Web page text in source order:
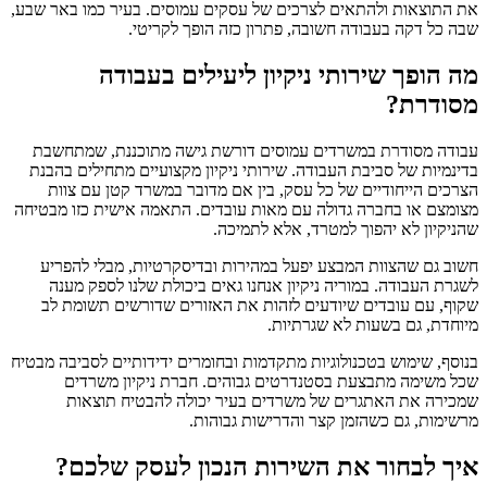
את התוצאות ולהתאים לצרכים של עסקים עמוסים. בעיר כמו באר שבע,
שבה כל דקה בעבודה חשובה, פתרון כזה הופך לקריטי.
מה הופך שירותי ניקיון ליעילים בעבודה
מסודרת?
עבודה מסודרת במשרדים עמוסים דורשת גישה מתוכננת, שמתחשבת
בדינמיות של סביבת העבודה. שירותי ניקיון מקצועיים מתחילים בהבנת
הצרכים הייחודיים של כל עסק, בין אם מדובר במשרד קטן עם צוות
מצומצם או בחברה גדולה עם מאות עובדים. התאמה אישית כזו מבטיחה
שהניקיון לא יהפוך למטרד, אלא לתמיכה.
חשוב גם שהצוות המבצע יפעל במהירות ובדיסקרטיות, מבלי להפריע
לשגרת העבודה. במוריה ניקיון אנחנו גאים ביכולת שלנו לספק מענה
שקוף, עם עובדים שיודעים לזהות את האזורים שדורשים תשומת לב
מיוחדת, גם בשעות לא שגרתיות.
בנוסף, שימוש בטכנולוגיות מתקדמות ובחומרים ידידותיים לסביבה מבטיח
שכל משימה מתבצעת בסטנדרטים גבוהים. חברת ניקיון משרדים
שמכירה את האתגרים של משרדים בעיר יכולה להבטיח תוצאות
מרשימות, גם כשהזמן קצר והדרישות גבוהות.
איך לבחור את השירות הנכון לעסק שלכם?